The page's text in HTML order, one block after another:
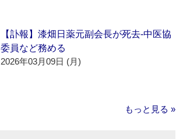
【訃報】漆畑日薬元副会長が死去‐中医協
委員など務める
2026年03月09日 (月)
もっと見る »